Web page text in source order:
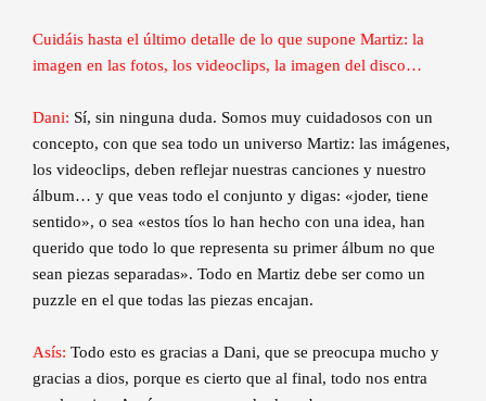
Cuidáis hasta el último detalle de lo que supone Martiz: la
imagen en las fotos, los videoclips, la imagen del disco…
Dani: Sí, sin ninguna duda. Somos muy cuidadosos con un
concepto, con que sea todo un universo Martiz: las imágenes,
los videoclips, deben reflejar nuestras canciones y nuestro
álbum… y que veas todo el conjunto y digas: «joder, tiene
sentido», o sea «estos tíos lo han hecho con una idea, han
querido que todo lo que representa su primer álbum no que
sean piezas separadas». Todo en Martiz debe ser como un
puzzle en el que todas las piezas encajan.
Asís: Todo esto es gracias a Dani, que se preocupa mucho y
gracias a dios, porque es cierto que al final, todo nos entra